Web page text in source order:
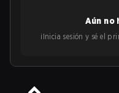
Aún no
¡Inicia sesión y sé el